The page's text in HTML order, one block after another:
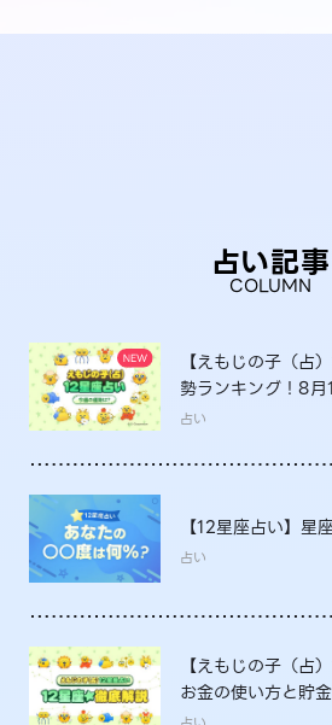
占い記事
COLUMN
【えもじの子（占
勢ランキング！8
は？
占い
【12星座占い】星
占い
【えもじの子（占
お金の使い方と貯
底解説